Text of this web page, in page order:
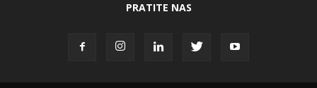
PRATITE NAS